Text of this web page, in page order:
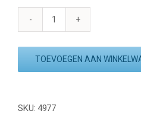
BABOLAT
WOMEN
aantal
TOEVOEGEN AAN
SKU: 4977